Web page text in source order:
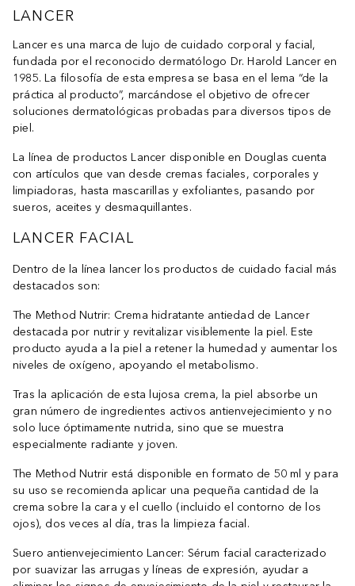
LANCER
Lancer es una marca de lujo de cuidado corporal y facial,
fundada por el reconocido dermatólogo Dr. Harold Lancer en
1985. La filosofía de esta empresa se basa en el lema “de la
práctica al producto”, marcándose el objetivo de ofrecer
soluciones dermatológicas probadas para diversos tipos de
piel.
La línea de productos Lancer disponible en Douglas cuenta
con artículos que van desde cremas faciales, corporales y
limpiadoras, hasta mascarillas y exfoliantes, pasando por
sueros, aceites y desmaquillantes.
LANCER FACIAL
Dentro de la línea lancer los productos de cuidado facial más
destacados son:
The Method Nutrir: Crema hidratante antiedad de Lancer
destacada por nutrir y revitalizar visiblemente la piel. Este
producto ayuda a la piel a retener la humedad y aumentar los
niveles de oxígeno, apoyando el metabolismo.
Tras la aplicación de esta lujosa crema, la piel absorbe un
gran número de ingredientes activos antienvejecimiento y no
solo luce óptimamente nutrida, sino que se muestra
especialmente radiante y joven.
The Method Nutrir está disponible en formato de 50 ml y para
su uso se recomienda aplicar una pequeña cantidad de la
crema sobre la cara y el cuello (incluido el contorno de los
ojos), dos veces al día, tras la limpieza facial.
Suero antienvejecimiento Lancer: Sérum facial caracterizado
por suavizar las arrugas y líneas de expresión, ayudar a